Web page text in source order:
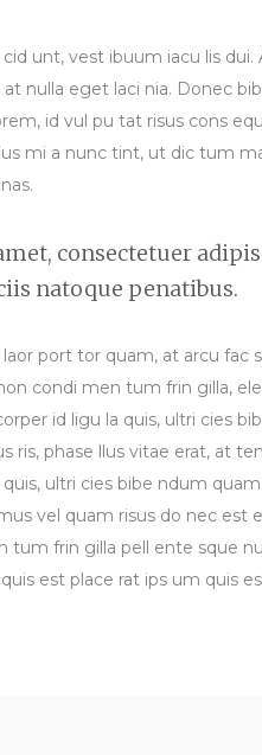
unt, vest ibuum iacu lis dui.
nulla eget laci nia. Donec
id vul pu tat risus cons
mi a nunc tint, ut dic tum
consectetuer
natoque penatibus.
port tor quam, at arcu fac
condi men tum frin gilla,
id ligu la quis, ultri cies
ris, phase llus vitae erat, at
ultri cies bibe ndum
vel quam risus do nec est
frin gilla pell ente sque
est place rat ips um quis